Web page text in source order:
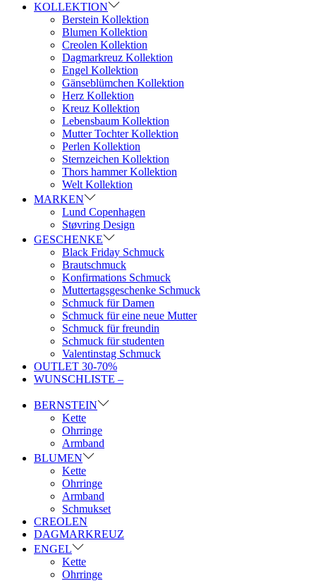
KOLLEKTION
Berstein Kollektion
Blumen Kollektion
Creolen Kollektion
Dagmarkreuz Kollektion
Engel Kollektion
Gänseblümchen Kollektion
Herz Kollektion
Kreuz Kollektion
Lebensbaum Kollektion
Mutter Tochter Kollektion
Perlen Kollektion
Sternzeichen Kollektion
Thors hammer Kollektion
Welt Kollektion
MARKEN
Lund Copenhagen
Støvring Design
GESCHENKE
Black Friday Schmuck
Brautschmuck
Konfirmations Schmuck
Muttertagsgeschenke Schmuck
Schmuck für Damen
Schmuck für eine neue Mutter
Schmuck für freundin
Schmuck für studenten
Valentinstag Schmuck
OUTLET 30-70%
WUNSCHLISTE –
BERNSTEIN
Kette
Ohrringe
Armband
BLUMEN
Kette
Ohrringe
Armband
Schmukset
CREOLEN
DAGMARKREUZ
ENGEL
Kette
Ohrringe